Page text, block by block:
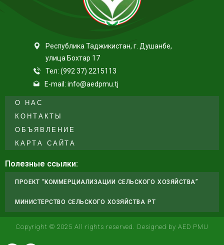
Республика Таджикистан, г. Душанбе,
улица Бохтар 17
Тел: (992 37) 2215113
E-mail: info@aedpmu.tj
О НАС
КОНТАКТЫ
ОБЪЯВЛЕНИЕ
КАРТА САЙТА
Полезные ссылки:
ПРОЕКТ “КОММЕРЦИАЛИЗАЦИИ СЕЛЬСКОГО ХОЗЯЙСТВА”
МИНИСТЕРСТВО СЕЛЬСКОГО ХОЗЯЙСТВА РТ
Copyright © 2025 All rights reserved. Designed by AED PMU